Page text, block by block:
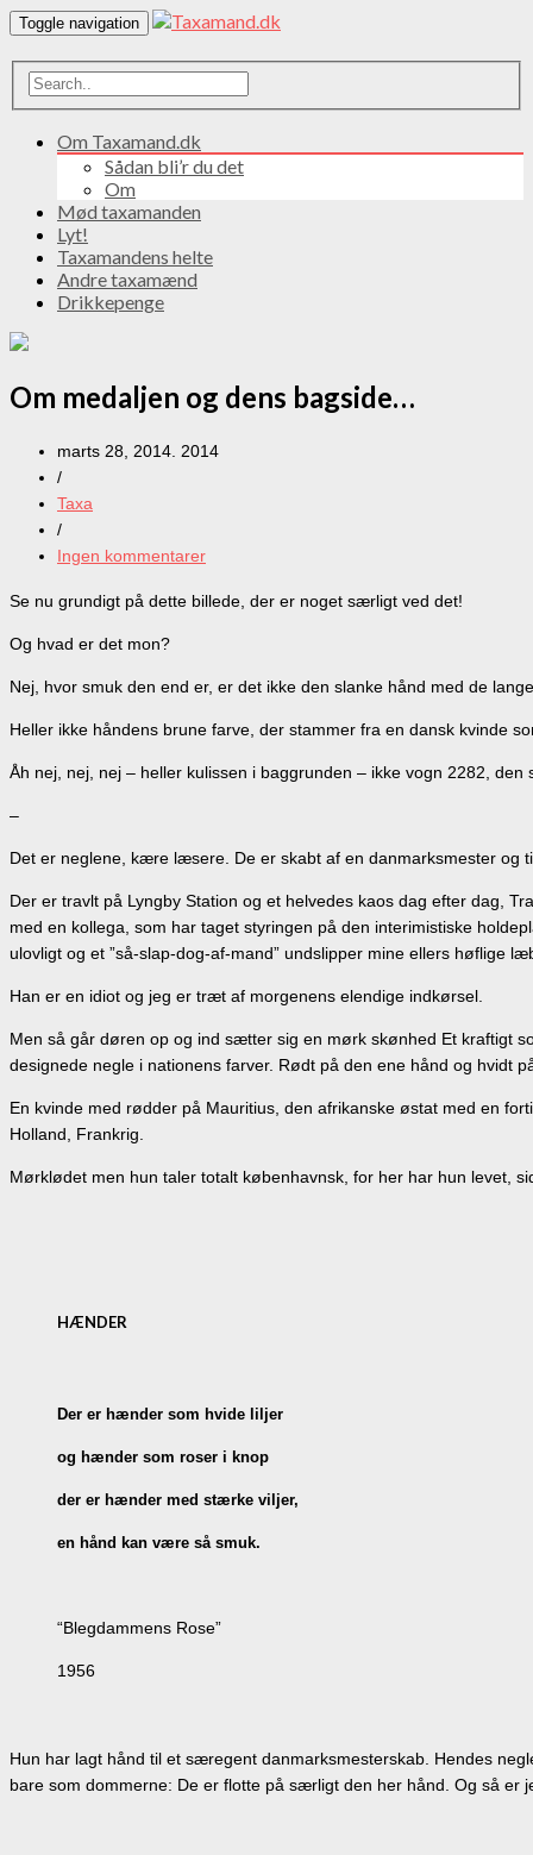
Toggle navigation
Om Taxamand.dk
Sådan bli’r du det
Om
Mød taxamanden
Lyt!
Taxamandens helte
Andre taxamænd
Drikkepenge
Om medaljen og dens bagside…
marts 28, 2014. 2014
/
Taxa
/
Ingen kommentarer
Se nu grundigt på dette billede, der er noget særligt ved det!
Og hvad er det mon?
Nej, hvor smuk den end er, er det ikke den slanke hånd med de
Heller ikke håndens brune farve, der stammer fra en dansk kvinde
Åh nej, nej, nej – heller kulissen i baggrunden – ikke vogn 2282,
–
Det er neglene, kære læsere. De er skabt af en danmarksmester og
Der er travlt på Lyngby Station og et helvedes kaos dag efter dag,
med en kollega, som har taget styringen på den interimistiske
ulovligt og et ”så-slap-dog-af-mand” undslipper mine ellers høflige
Han er en idiot og jeg er træt af morgenens elendige indkørsel.
Men så går døren op og ind sætter sig en mørk skønhed Et kraftigt
designede negle i nationens farver. Rødt på den ene hånd og hvidt
En kvinde med rødder på Mauritius, den afrikanske østat med en
Holland, Frankrig.
Mørklødet men hun taler totalt københavnsk, for her har hun levet,
HÆNDER
Der er hænder som hvide liljer
og hænder som roser i knop
der er hænder med stærke viljer,
en hånd kan være så smuk.
“Blegdammens Rose”
1956
Hun har lagt hånd til et særegent danmarksmesterskab. Hendes
bare som dommerne: De er flotte på særligt den her hånd. Og så